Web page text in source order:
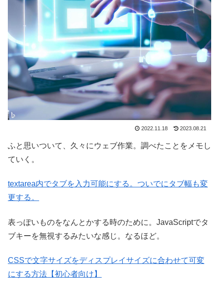
2022.11.18 2023.08.21
ふと思いついて、久々にウェブ作業。調べたことをメモし
ていく。
textarea内でタブを入力可能にする。ついでにタブ幅も変
更する。
表っぽいものをなんとかする時のために。JavaScriptでタ
ブキーを無視するみたいな感じ。なるほど。
CSSで文字サイズをディスプレイサイズに合わせて可変
にする方法【初心者向け】